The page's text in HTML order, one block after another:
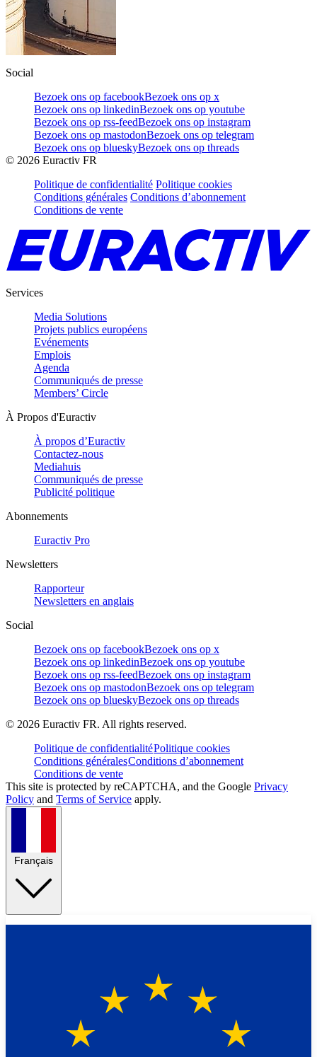
Social
Bezoek ons op facebookBezoek ons op x
Bezoek ons op linkedinBezoek ons op youtube
Bezoek ons op rss-feedBezoek ons op instagram
Bezoek ons op mastodonBezoek ons op telegram
Bezoek ons op blueskyBezoek ons op threads
© 2026 Euractiv FR
Politique de confidentialité Politique cookies
Conditions générales Conditions d’abonnement
Conditions de vente
Services
Media Solutions
Projets publics européens
Evénements
Emplois
Agenda
Communiqués de presse
Members’ Circle
À Propos d'Euractiv
À propos d’Euractiv
Contactez-nous
Mediahuis
Communiqués de presse
Publicité politique
Abonnements
Euractiv Pro
Newsletters
Rapporteur
Newsletters en anglais
Social
Bezoek ons op facebookBezoek ons op x
Bezoek ons op linkedinBezoek ons op youtube
Bezoek ons op rss-feedBezoek ons op instagram
Bezoek ons op mastodonBezoek ons op telegram
Bezoek ons op blueskyBezoek ons op threads
© 2026 Euractiv FR. All rights reserved.
Politique de confidentialitéPolitique cookies
Conditions généralesConditions d’abonnement
Conditions de vente
This site is protected by reCAPTCHA, and the Google Privacy
Policy and Terms of Service apply.
Français